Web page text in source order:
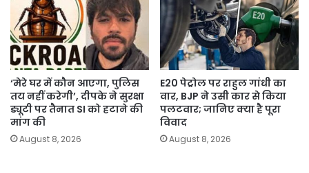
‘मेरे घर में कौन आएगा, पुलिस
तय नहीं करेगी’, दीपके ने सुरक्षा
ड्यूटी पर तैनात SI को हटाने की
मांग की
August 8, 2026
E20 पेट्रोल पर राहुल गांधी का
वार, BJP ने उसी कार से किया
पलटवार; जानिए क्या है पूरा
विवाद
August 8, 2026